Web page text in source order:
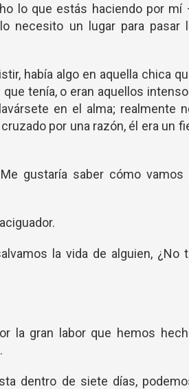
lo que estás haciendo por mí
necesito un lugar para pasar
había algo en aquella chica
tenía, o eran aquellos
en el alma; realmente
por una razón, él era un
gustaría saber cómo vamos
la vida de alguien, ¿No
la gran labor que hemos
dentro de siete días,